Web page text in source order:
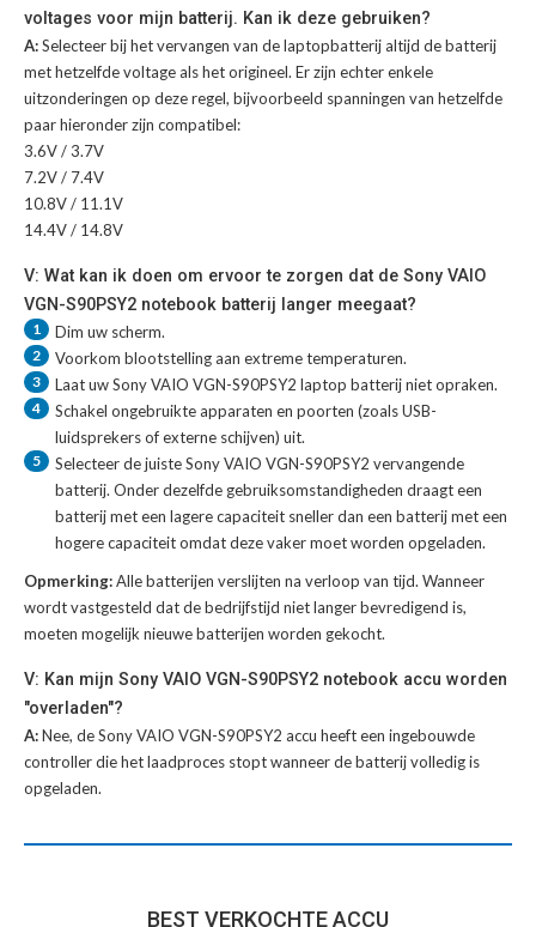
voltages voor mijn batterij. Kan ik deze gebruiken?
A:Selecteer bij het vervangen van de laptopbatterij altijd de batterij
met hetzelfde voltage als het origineel. Er zijn echter enkele
uitzonderingen op deze regel, bijvoorbeeld spanningen van hetzelfde
paar hieronder zijn compatibel:
3.6V / 3.7V
7.2V / 7.4V
10.8V / 11.1V
14.4V / 14.8V
V: Wat kan ik doen om ervoor te zorgen dat de Sony VAIO
VGN-S90PSY2 notebook batterij langer meegaat?
1 Dim uw scherm.
2 Voorkom blootstelling aan extreme temperaturen.
3 Laat uwSony VAIO VGN-S90PSY2 laptop batterijniet opraken.
4
Schakel ongebruikte apparaten en poorten (zoals USB-
luidsprekers of externe schijven) uit.
5 Selecteer de juisteSony VAIO VGN-S90PSY2 vervangende
batterij. Onder dezelfde gebruiksomstandigheden draagt een
batterij met een lagere capaciteit sneller dan een batterij met een
hogere capaciteit omdat deze vaker moet worden opgeladen.
Opmerking:Alle batterijen verslijten na verloop van tijd. Wanneer
wordt vastgesteld dat de bedrijfstijd niet langer bevredigend is,
moeten mogelijk nieuwe batterijen worden gekocht.
V: Kan mijn Sony VAIO VGN-S90PSY2 notebook accu worden
"overladen"?
A:Nee, de Sony VAIO VGN-S90PSY2 accu heeft een ingebouwde
controller die het laadproces stopt wanneer de batterij volledig is
opgeladen.
BEST VERKOCHTE ACCU